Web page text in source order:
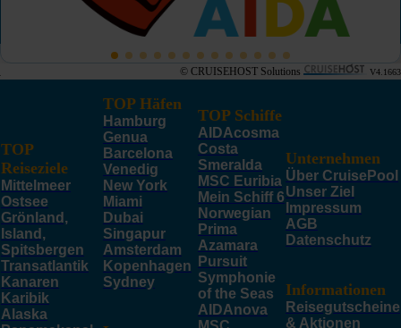
© CRUISEHOST Solutions V4.1663
TOP
Reiseziele
Mittelmeer
Ostsee
Grönland,
Island,
Spitsbergen
Transatlantik
Kanaren
Karibik
Alaska
TOP Häfen
Hamburg
Genua
Barcelona
Venedig
New York
Miami
Dubai
Singapur
Amsterdam
Kopenhagen
Sydney
TOP Schiffe
AIDAcosma
Costa
Smeralda
MSC Euribia
Mein Schiff 6
Norwegian
Prima
Azamara
Pursuit
Symphonie
of the Seas
AIDAnova
Unternehmen
Über CruisePool
Unser Ziel
Impressum
AGB
Datenschutz
Informationen
Reisegutscheine
& Aktionen